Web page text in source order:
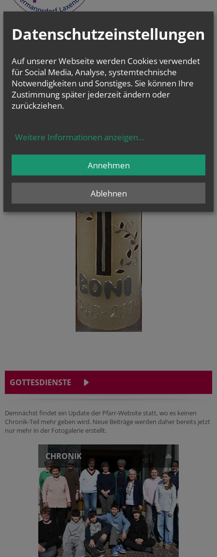
GOTTESDIENSTE
Demnächst findet ein Update der Pfarr-Website statt, wo es keinen
Chronik-Teil mehr geben wird. Neue Beiträge werden daher bereits jetzt
nur mehr in der Fotogalerie erstellt.
CHRONIK
Datenschutzeinstellungen
Auf unserer Webseite werden Cookies verwendet
für Social Media, Analyse, systemtechnische
Notwendigkeiten und Sonstiges. Sie können Ihre
Zustimmung später jederzeit ändern oder
zurückziehen.
Weitere Informationen anzeigen...
Ablehnen
Annehmen